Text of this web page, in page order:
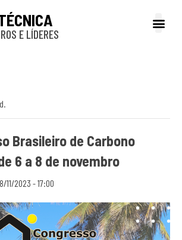
E LÍDERES
Brasileiro de Carbono
6 a 8 de novembro
11/2023 - 17:00